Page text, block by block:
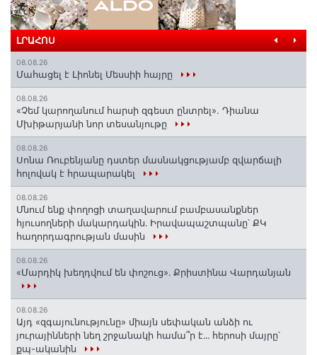
ԼՐԱՀՈՍ
08.08.26
Մահացել է Լիոնել Մեսսիի հայրը
08.08.26
«Չեմ կարողանում հարսի զգեստ ընտրել». Դիանա
Մխիթարյանի նոր տեսանյութը
08.08.26
Սոնա Ռուբենյանը դստեր մասնակցությամբ զվարճալի
հոլովակ է հրապարակել
08.08.26
Մնում ենք փողոցի տաղավարում բամբասանքներ
հյուսողների մակարդակին․ Իրավապաշտպանը՝ ՔԿ
հաղորդագրության մասին
08.08.26
«Մարդիկ խեղդվում են փոշուց»․ Քրիստինա Վարդանյան
08.08.26
Այդ «զգայունությունը» միայն սեփական անձի ու
յուրայինների նեղ շրջանակի համա՞ր է․․․ հերոսի մայրը՝
քպ-ականին